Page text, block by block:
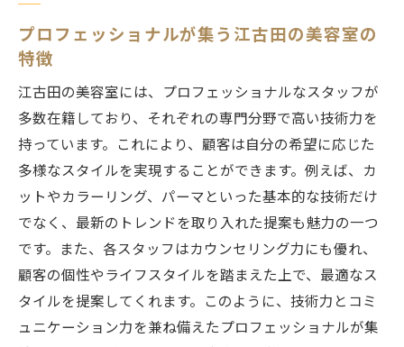
プロフェッショナルが集う江古田の美容室の
特徴
江古田の美容室には、プロフェッショナルなスタッフが
多数在籍しており、それぞれの専門分野で高い技術力を
持っています。これにより、顧客は自分の希望に応じた
多様なスタイルを実現することができます。例えば、カ
ットやカラーリング、パーマといった基本的な技術だけ
でなく、最新のトレンドを取り入れた提案も魅力の一つ
です。また、各スタッフはカウンセリング力にも優れ、
顧客の個性やライフスタイルを踏まえた上で、最適なス
タイルを提案してくれます。このように、技術力とコミ
ュニケーション力を兼ね備えたプロフェッショナルが集